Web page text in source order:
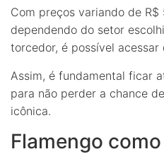
Com preços variando de
dependendo do setor
torcedor, é possível acessar
Assim, é fundamental ficar
para não perder a chance
icônica.
Flamengo